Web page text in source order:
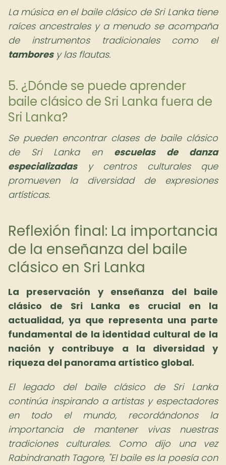
La música en el baile clásico de Sri Lanka tiene
raíces ancestrales y a menudo se acompaña
de instrumentos tradicionales como el
tamboresy las flautas.
5. ¿Dónde se puede aprender
baile clásico de Sri Lanka fuera de
Sri Lanka?
Se pueden encontrar clases de baile clásico
de Sri Lanka en escuelas de danza
especializadasy centros culturales que
promueven la diversidad de expresiones
artísticas.
Reflexión final: La importancia
de la enseñanza del baile
clásico en Sri Lanka
La preservación y enseñanza del baile
clásico de Sri Lanka es crucial en la
actualidad, ya que representa una parte
fundamental de la identidad cultural de la
nación y contribuye a la diversidad y
riqueza del panorama artístico global.
El legado del baile clásico de Sri Lanka
continúa inspirando a artistas y espectadores
en todo el mundo, recordándonos la
importancia de mantener vivas nuestras
tradiciones culturales. Como dijo una vez
Rabindranath Tagore, "El baile es la poesía con